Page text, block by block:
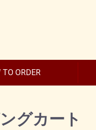
TO ORDER
グカート